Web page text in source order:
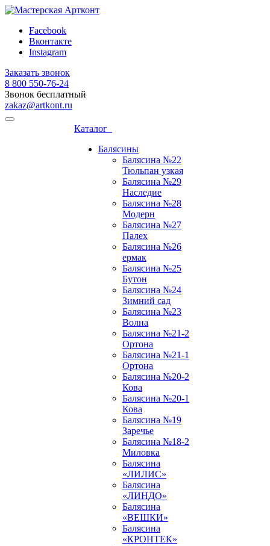
Facebook
Вконтакте
Instagram
Заказать звонок
8 800 ‎550-76-24
Звонок бесплатный
zakaz@artkont.ru
Каталог
Балясины
Балясина №22
Тюльпан узкая
Балясина №29
Наследие
Балясина №28
Модерн
Балясина №27
Палех
Балясина №26
ермак
Балясина №25
Бутон
Балясина №24
Зимний сад
Балясина №23
Волна
Балясина №21-2
Ортона
Балясина №21-1
Ортона
Балясина №20-2
Кова
Балясина №20-1
Кова
Балясина №19
Заречье
Балясина №18-2
Миловка
Балясина
«ЛИЛИС»
Балясина
«ЛИНДО»
Балясина
«ВЕШКИ»
Балясина
«КРОНТЕК»